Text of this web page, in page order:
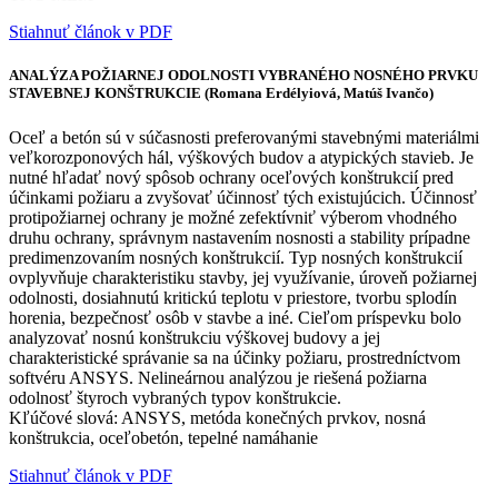
Stiahnuť článok v PDF
ANALÝZA POŽIARNEJ ODOLNOSTI VYBRANÉHO NOSNÉHO PRVKU
STAVEBNEJ KONŠTRUKCIE (Romana Erdélyiová, Matúš Ivančo)
Oceľ a betón sú v súčasnosti preferovanými stavebnými materiálmi
veľkorozponových hál, výškových budov a atypických stavieb. Je
nutné hľadať nový spôsob ochrany oceľových konštrukcií pred
účinkami požiaru a zvyšovať účinnosť tých existujúcich. Účinnosť
protipožiarnej ochrany je možné zefektívniť výberom vhodného
druhu ochrany, správnym nastavením nosnosti a stability prípadne
predimenzovaním nosných konštrukcií. Typ nosných konštrukcií
ovplyvňuje charakteristiku stavby, jej využívanie, úroveň požiarnej
odolnosti, dosiahnutú kritickú teplotu v priestore, tvorbu splodín
horenia, bezpečnosť osôb v stavbe a iné. Cieľom príspevku bolo
analyzovať nosnú konštrukciu výškovej budovy a jej
charakteristické správanie sa na účinky požiaru, prostredníctvom
softvéru ANSYS. Nelineárnou analýzou je riešená požiarna
odolnosť štyroch vybraných typov konštrukcie.
Kľúčové slová: ANSYS, metóda konečných prvkov, nosná
konštrukcia, oceľobetón, tepelné namáhanie
Stiahnuť článok v PDF